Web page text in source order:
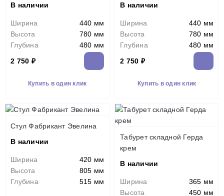
В наличии
Ширина
440 мм
Высота
780 мм
Глубина
480 мм
2 750 ₽
Купить в один клик
В наличии
Ширина
440 мм
Высота
780 мм
Глубина
480 мм
2 750 ₽
Купить в один клик
Стул Фабрикант Эвелина
В наличии
Ширина
420 мм
Высота
805 мм
Глубина
515 мм
Табурет складной Герда
крем
В наличии
Ширина
365 мм
Высота
450 мм